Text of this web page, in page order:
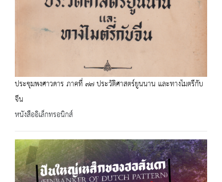
ประชุมพงศาวดาร ภาคที่ ๗๗ ประวัติศาสตร์ยูนนาน และทางไมตรีกับ
จีน
หนังสืออิเล็กทรอนิกส์